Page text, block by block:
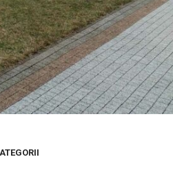
29 czerwca 2026/Bez kategorii
Wycieczka szkolna do
– 12 cz